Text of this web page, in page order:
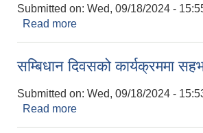
Submitted on: Wed, 09/18/2024 -
Read more
सम्बिधान दिवसको कार्यक्रममा
Submitted on: Wed, 09/18/2024 -
Read more